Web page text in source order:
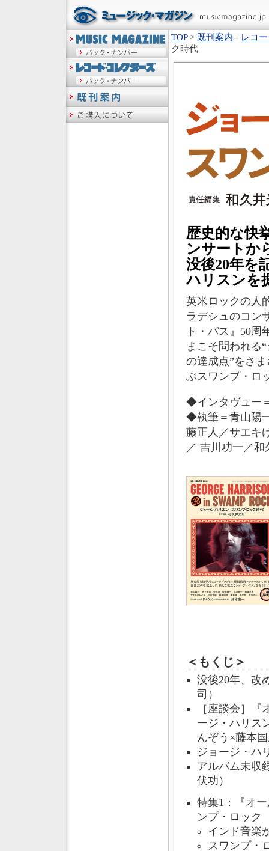
TOP> 既刊案内 - レコ
ク時代
歴史的な快
ンサートか
没後20年を
ハリスンを
英米ロックの人
ラデシュのコン
ト・パス』50
まこそ問われる
の達成点”をさ
ぶスワンプ・ロ
◆インタヴュー
◆執筆＝青山陽
藤正人／サエキ
／ 吉川功一／和
＜もくじ＞
没後20年、改
司）
［座談会］
ージ・ハリス
んぞう×藤本
ジョージ・ハ
アルバム未収
伏功）
特集1：『オ
ンプ・ロック
インド音楽
スワンプ・